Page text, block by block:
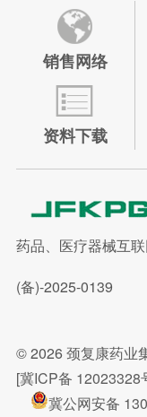
销售网络
资料下载
药品、医疗器械互
(备)-2025-0139
© 2026颈复康药业
[冀ICP备 12023328
冀公网安备